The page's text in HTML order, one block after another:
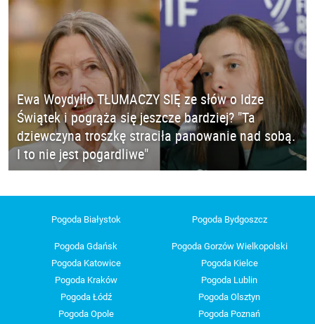
Ewa Woydyłło TŁUMACZY SIĘ ze słów o Idze
Świątek i pogrąża się jeszcze bardziej? "Ta
dziewczyna troszkę straciła panowanie nad sobą.
I to nie jest pogardliwe"
Pogoda Białystok Pogoda Bydgoszcz
Pogoda Gdańsk
Pogoda Gorzów Wielkopolski
Pogoda Katowice
Pogoda Kielce
Pogoda Kraków
Pogoda Lublin
Pogoda Łódź
Pogoda Olsztyn
Pogoda Opole
Pogoda Poznań